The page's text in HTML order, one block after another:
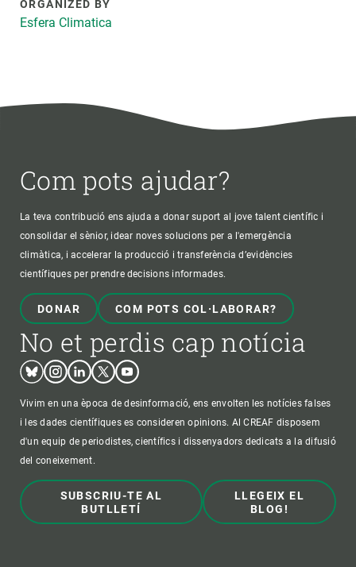
ORGANIZED BY
Esfera Climatica
Com pots ajudar?
La teva contribució ens ajuda a donar suport al jove talent científic i
consolidar el sènior, idear noves solucions per a l'emergència
climàtica, i accelerar la producció i transferència d’evidències
científiques per prendre decisions informades.
DONAR COM POTS COL·LABORAR?
No et perdis cap notícia
BlueskyInstagram
LinkedinTwitterYoutube
Vivim en una època de desinformació, ens envolten les notícies falses
i les dades científiques es consideren opinions. Al CREAF disposem
d'un equip de periodistes, científics i dissenyadors dedicats a la difusió
del coneixement.
SUBSCRIU-TE AL
BUTLLETÍ
LLEGEIX EL
BLOG!